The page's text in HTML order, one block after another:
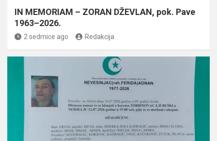
IN MEMORIAM – ZORAN DŽEVLAN, pok. Pave
1963–2026.
2 sedmice ago Redakcija